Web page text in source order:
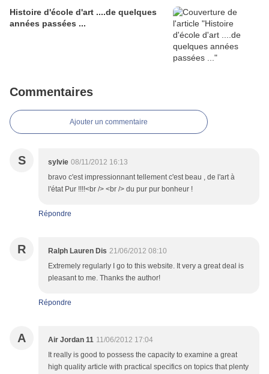
Histoire d'école d'art ....de quelques
années passées ...
Commentaires
Ajouter un commentaire
S sylvie 08/11/2012 16:13
bravo c'est impressionnant tellement c'est beau , de l'art à
l'état Pur !!!!<br /> <br /> du pur pur bonheur !
Répondre
R Ralph Lauren Dis 21/06/2012 08:10
Extremely regularly I go to this website. It very a great deal is
pleasant to me. Thanks the author!
Répondre
A Air Jordan 11 11/06/2012 17:04
It really is good to possess the capacity to examine a great
high quality article with practical specifics on topics that plenty